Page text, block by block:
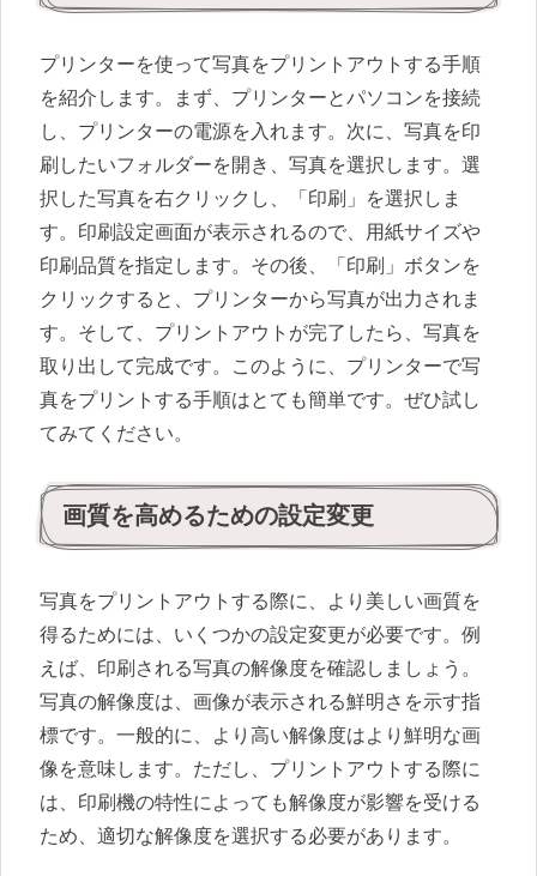
プリンターを使って写真をプリントアウトする手順
を紹介します。まず、プリンターとパソコンを接続
し、プリンターの電源を入れます。次に、写真を印
刷したいフォルダーを開き、写真を選択します。選
択した写真を右クリックし、「印刷」を選択しま
す。印刷設定画面が表示されるので、用紙サイズや
印刷品質を指定します。その後、「印刷」ボタンを
クリックすると、プリンターから写真が出力されま
す。そして、プリントアウトが完了したら、写真を
取り出して完成です。このように、プリンターで写
真をプリントする手順はとても簡単です。ぜひ試し
てみてください。
画質を高めるための設定変更
写真をプリントアウトする際に、より美しい画質を
得るためには、いくつかの設定変更が必要です。例
えば、印刷される写真の解像度を確認しましょう。
写真の解像度は、画像が表示される鮮明さを示す指
標です。一般的に、より高い解像度はより鮮明な画
像を意味します。ただし、プリントアウトする際に
は、印刷機の特性によっても解像度が影響を受ける
ため、適切な解像度を選択する必要があります。